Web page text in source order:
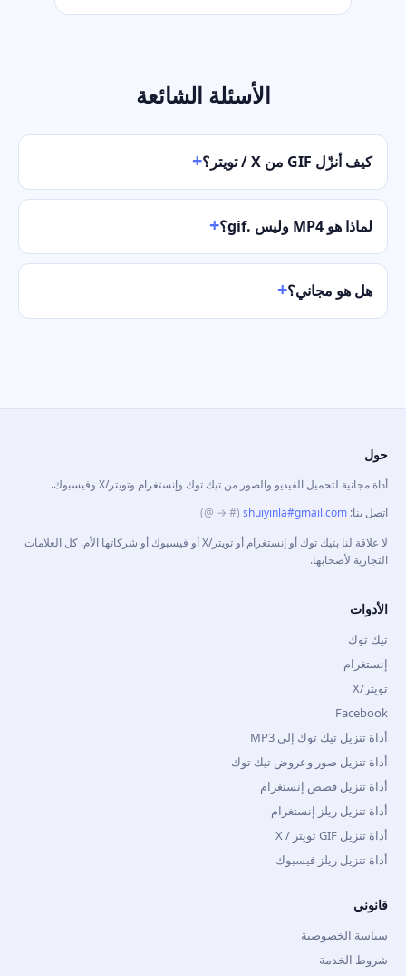
الأسئلة الشائعة
كيف أنزّل GIF من X / تويتر؟
لماذا هو MP4 وليس .gif؟
هل هو مجاني؟
حول
أداة مجانية لتحميل الفيديو والصور من تيك توك وإنستغرام وتويتر/X وفيسبوك.
اتصل بنا:
shuiyinla#gmail.com
(# → @)
لا علاقة لنا بتيك توك أو إنستغرام أو تويتر/X أو فيسبوك أو شركاتها الأم. كل العلامات
التجارية لأصحابها.
الأدوات
تيك توك
إنستغرام
تويتر/X
Facebook
أداة تنزيل تيك توك إلى MP3
أداة تنزيل صور وعروض تيك توك
أداة تنزيل قصص إنستغرام
أداة تنزيل ريلز إنستغرام
أداة تنزيل GIF تويتر / X
أداة تنزيل ريلز فيسبوك
قانوني
سياسة الخصوصية
شروط الخدمة